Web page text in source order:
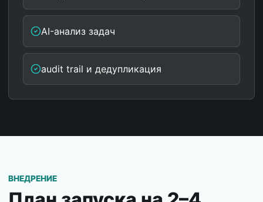
AI-анализ задач
audit trail и дедупликация
ВНЕДРЕНИЕ